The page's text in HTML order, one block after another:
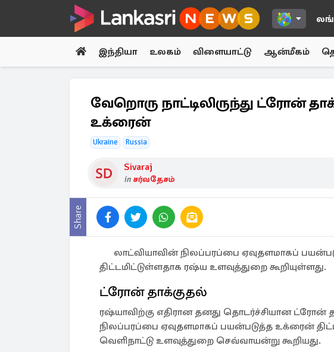
இந்தியா உலகம் விளையாட்டு ஆன்மீகம்
வேறொரு நாட்டிலிருந்து ட்ரோன்
உக்ரைன்
Ukraine Russia
Sivaraj
in சர்வதேசம்
Share
லாட்வியாவின் நிலப்பரப்பை ஏவுதளமாகப்
திட்டமிட்டுள்ளதாக ரஷ்ய உளவுத்துறை கூறியுள்ளது.
ட்ரோன் தாக்குதல்
ரஷ்யாவிற்கு எதிரான தனது தொடர்ச்சியான ட்ரோன்
நிலப்பரப்பை ஏவுதளமாகப் பயன்படுத்த உக்ரைன்
வெளிநாட்டு உளவுத்துறை செவ்வாயன்று கூறியது.